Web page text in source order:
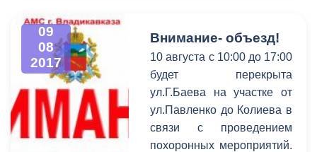
том, что собственные
доходы в городскую казну
увеличились в сравнении
с прошлым годом. Также,
по итогам проведенных
балансовых комиссий,
которые были созданы в
09
08
2017
Внимание- объезд!
10 августа с 10:00 до 17:00
будет перекрыта
ул.Г.Баева на участке от
ул.Павленко до Колиева в
связи с проведением
похоронных мероприятий.